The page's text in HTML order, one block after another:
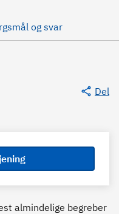
og svar
Del
almindelige begreber